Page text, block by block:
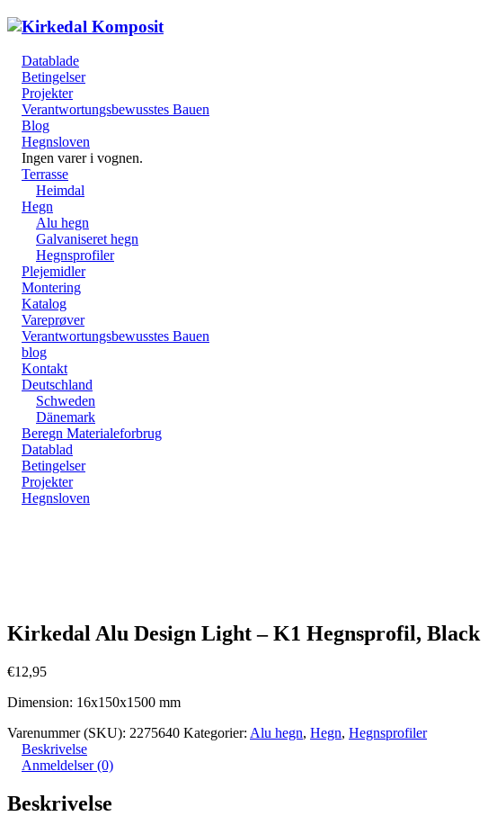
Datablade
Betingelser
Projekter
Verantwortungsbewusstes Bauen
Blog
Hegnsloven
Ingen varer i vognen.
Terrasse
Heimdal
Hegn
Alu hegn
Galvaniseret hegn
Hegnsprofiler
Plejemidler
Montering
Katalog
Vareprøver
Verantwortungsbewusstes Bauen
blog
Kontakt
Deutschland
Schweden
Dänemark
Beregn Materialeforbrug
Datablad
Betingelser
Projekter
Hegnsloven
Kirkedal Alu Design Light – K1 Hegnsprofil, Black
€12,95
Dimension: 16x150x1500 mm
Varenummer (SKU): 2275640 Kategorier: Alu hegn, Hegn, Hegnsprofiler
Beskrivelse
Anmeldelser (0)
Beskrivelse